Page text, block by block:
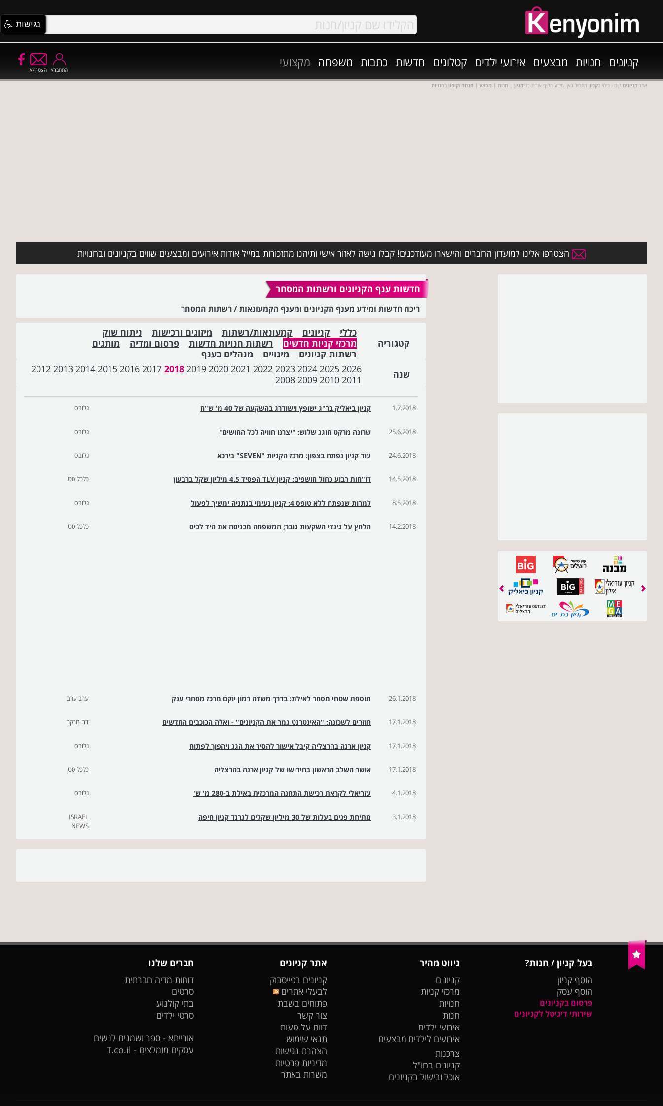
קניונים חנויות מבצעים אירועי ילדים קטלוגים חדשות כתבות משפחה מקצועי
הצטרף/י התחבר/י
אתר קניונים.קום - בילוי בקניון מתחיל כאן. מידע מקיף אודות כל קניון | חנות | מבצע | הנחה וקופון בחנויות
הצטרפו אלינו למועדון החברים והישארו מעודכנים! קבלו גישה לאזור אישי ותיהנו מתזכורות במייל אודות אירועים ומבצעים שווים בקניונים ובחנויות
חדשות ענף הקניונים ורשתות המסחר
ריכוז חדשות ומידע מענף הקניונים ומענף הקמעונאות / רשתות המסחר
קטגוריה
כללי קניונים קמעונאות/רשתות מיזוגים ורכישות
ניתוח שוק
מרכזי קניות חדשים
רשתות חנויות חדשות פרסום ומדיה
מותגים
רשתות קניונים
מינויים
מנהלים בענף
שנה
2026
2025
2024
2023
2022
2021
2020
2019
2018
2017
2016
2015
2014
2013
2012
2011
2010
2009
2008
1.7.2018 קניון ביאליק בר"ג ישופץ וישודרג בהשקעה של 40 מ' ש"ח גלובס
25.6.2018 שרונה מרקט חוגג שלוש: "יצרנו חוויה לכל החושים" גלובס
24.6.2018 עוד קניון נפתח בצפון: מרכז הקניות "SEVEN" בירכא גלובס
14.5.2018 דו"חות רבוע כחול חושפים: קניון TLV הפסיד 4.5 מיליון שקל ברבעון כלכליסט
8.5.2018 למרות שנפתח ללא טופס 4: קניון נעימי בנתניה ימשיך לפעול גלובס
14.2.2018 הלחץ על גינדי השקעות גובר; המשפחה מכניסה את היד לכיס כלכליסט
26.1.2018 תוספת שטחי מסחר לאילת: בדרך משדה רמון יוקם מרכז מסחרי ענק ערב ערב
17.1.2018 חוזרים לשכונה: "האינטרנט גמר את הקניונים" - ואלה הכוכבים החדשים דה מרקר
17.1.2018 קניון ארנה בהרצליה קיבל אישור להסיר את הגג ויהפוך לפתוח גלובס
17.1.2018 אושר השלב הראשון בחידושו של קניון ארנה בהרצליה כלכליסט
4.1.2018 עזריאלי לקראת רכישת התחנה המרכזית באילת ב-280 מ' ש' גלובס
3.1.2018 מתיחת פנים בעלות של 30 מיליון שקלים לגרנד קניון חיפה
ISRAEL
NEWS
בעל קניון / חנות?
הוסף קניון
הוסף עסק
פרסום בקניונים
שירותי דיגיטל לקניונים
ניווט מהיר
קניונים
מרכזי קניות
חנויות
חנות
אירועי ילדים
אירועים לילדים מבצעים
צרכנות
קניונים בחו"ל
אוכל ובישול בקניונים
אתר קניונים
קניונים בפייסבוק
לבעלי אתרים
פתוחים בשבת
צור קשר
דווח על טעות
תנאי שימוש
הצהרת נגישות
מדיניות פרטיות
משרות באתר
חברים שלנו
דוחות מדיה חברתית
סרטים
בתי קולנוע
סרטי ילדים
אורייתא - ספר ושמנים לנשים
עסקים מומלצים - T.co.il
נגישות